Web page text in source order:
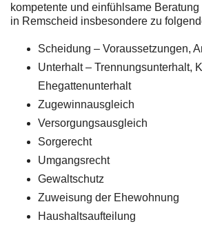
kompetente und einfühlsame
in Remscheid insbesondere zu
Scheidung – Voraussetzungen,
Unterhalt – Trennungsunterhalt,
Ehegattenunterhalt
Zugewinnausgleich
Versorgungsausgleich
Sorgerecht
Umgangsrecht
Gewaltschutz
Zuweisung der Ehewohnung
Haushaltsaufteilung